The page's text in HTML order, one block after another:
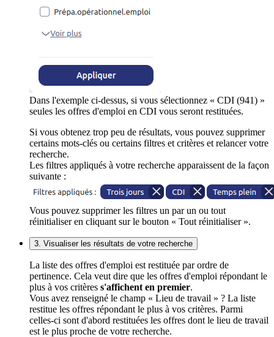
Dans l'exemple ci-dessus, si vous sélectionnez « CDI (941) »
seules les offres d'emploi en CDI vous seront restituées.
Si vous obtenez trop peu de résultats, vous pouvez supprimer
certains mots-clés ou certains filtres et critères et relancer votre
recherche.
Les filtres appliqués à votre recherche apparaissent de la façon
suivante :
Vous pouvez supprimer les filtres un par un ou tout
réinitialiser en cliquant sur le bouton « Tout réinitialiser ».
3. Visualiser les résultats de votre recherche
La liste des offres d'emploi est restituée par ordre de
pertinence. Cela veut dire que les offres d'emploi répondant le
plus à vos critères s'affichent en premier.
Vous avez renseigné le champ « Lieu de travail » ? La liste
restitue les offres répondant le plus à vos critères. Parmi
celles-ci sont d'abord restituées les offres dont le lieu de travail
est le plus proche de votre recherche.